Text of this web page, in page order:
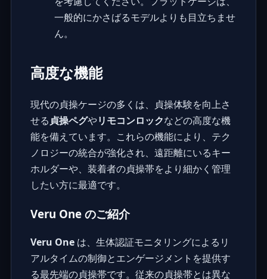
一般的にかさばるモデルよりも目立ちませ
ん。
高度な機能
現代の貞操ケージの多くは、貞操体験を向上さ
せる 貞操ペグやリモコンロックなどの高度な機
能を備えています。これらの機能により、テク
ノロジーの統合が強化され、遠距離にいるキー
ホルダーや、装着者の貞操帯をより細かく管理
したい方に最適です。
Veru One のご紹介
Veru Oneは、生体認証モニタリングによるリ
アルタイムの制御とエンゲージメントを提供す
る最先端の貞操帯です。従来の貞操帯とは異な